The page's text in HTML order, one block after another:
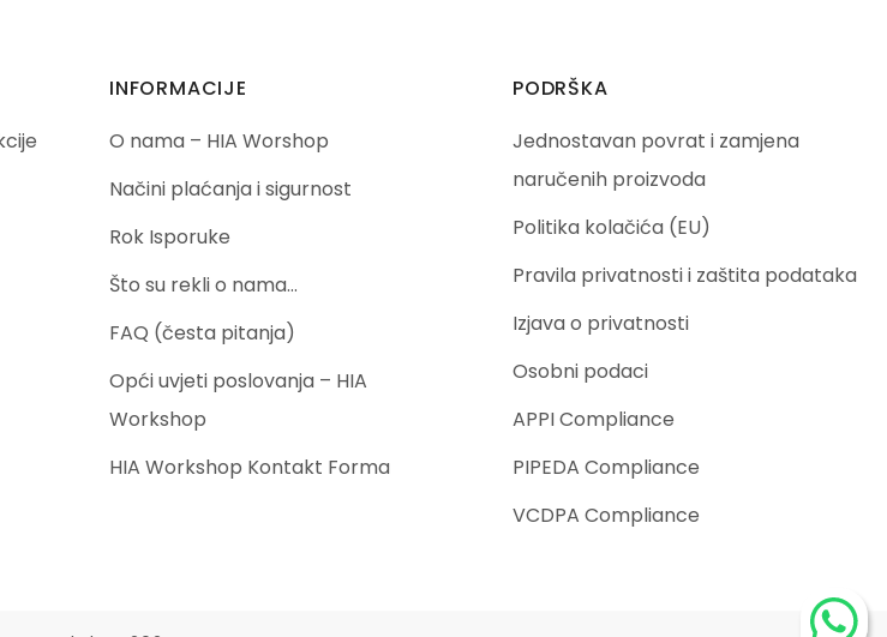
INFORMACIJE
O nama – HIA Worshop
Načini plaćanja i sigurnost
Rok Isporuke
Što su rekli o nama…
FAQ (česta pitanja)
Opći uvjeti poslovanja – HIA
Workshop
HIA Workshop Kontakt Forma
PODRŠKA
Jednostavan povrat i zamjena
naručenih proizvoda
Politika kolačića (EU)
Pravila privatnosti i zaštita podataka
Izjava o privatnosti
Osobni podaci
APPI Compliance
PIPEDA Compliance
VCDPA Compliance